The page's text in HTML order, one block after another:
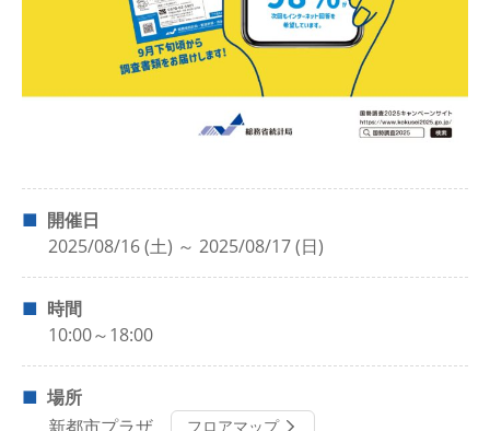
開催日
2025/08/16 (土) ～ 2025/08/17 (日)
時間
10:00～18:00
場所
フロアマップ